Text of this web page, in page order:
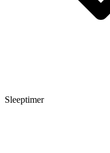
Sleeptimer